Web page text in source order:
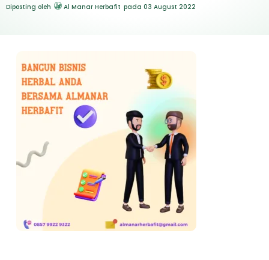
Diposting oleh Al Manar Herbafit pada 03 August 2022